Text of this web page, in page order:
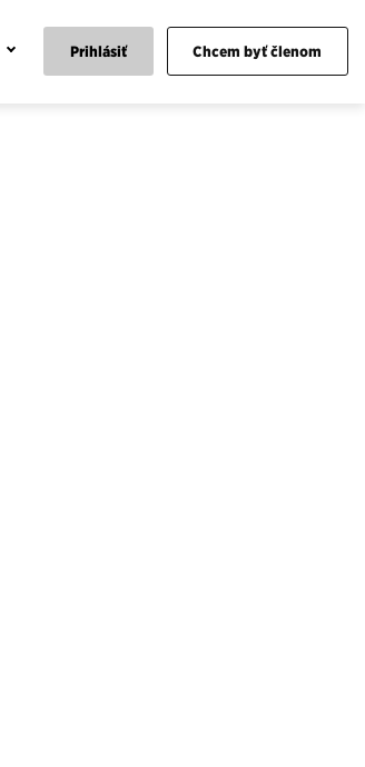
Prihlásiť Chcem byť členom